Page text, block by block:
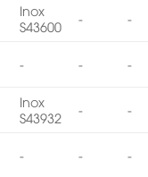
Inox
S43600
- -
- - -
Inox
S43932
- -
- - -